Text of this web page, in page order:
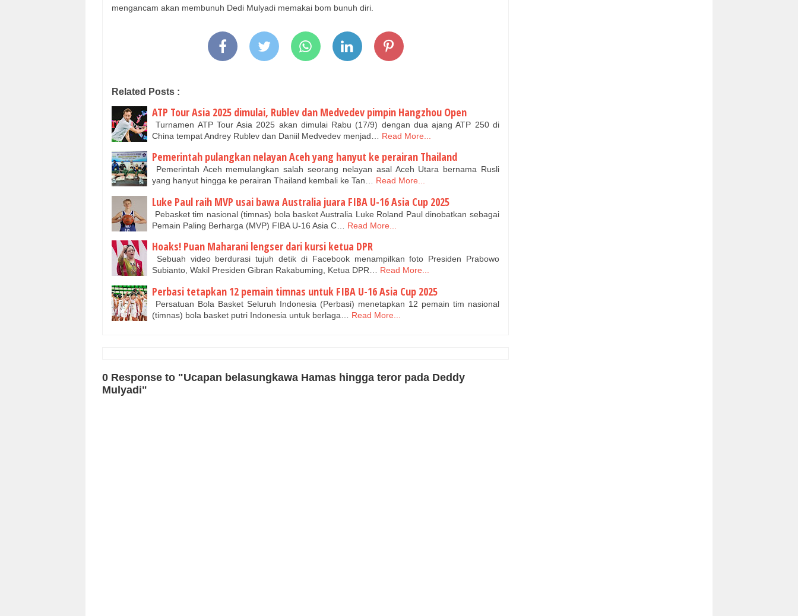
mengancam akan membunuh Dedi Mulyadi memakai bom bunuh diri.
Related Posts :
ATP Tour Asia 2025 dimulai, Rublev dan Medvedev pimpin Hangzhou Open
Turnamen ATP Tour Asia 2025 akan dimulai Rabu (17/9) dengan dua ajang ATP 250 di
China tempat Andrey Rublev dan Daniil Medvedev menjad…
Read More...
Pemerintah pulangkan nelayan Aceh yang hanyut ke perairan Thailand
Pemerintah Aceh memulangkan salah seorang nelayan asal Aceh Utara bernama Rusli
yang hanyut hingga ke perairan Thailand kembali ke Tan… Read More...
Luke Paul raih MVP usai bawa Australia juara FIBA U-16 Asia Cup 2025
Pebasket tim nasional (timnas) bola basket Australia Luke Roland Paul dinobatkan sebagai
Pemain Paling Berharga (MVP) FIBA U-16 Asia C…
Read More...
Hoaks! Puan Maharani lengser dari kursi ketua DPR
Sebuah video berdurasi tujuh detik di Facebook menampilkan foto Presiden Prabowo
Subianto, Wakil Presiden Gibran Rakabuming, Ketua DPR… Read More...
Perbasi tetapkan 12 pemain timnas untuk FIBA U-16 Asia Cup 2025
Persatuan Bola Basket Seluruh Indonesia (Perbasi) menetapkan 12 pemain tim nasional
(timnas) bola basket putri Indonesia untuk berlaga…
Read More...
0 Response to "Ucapan belasungkawa Hamas hingga teror pada Deddy
Mulyadi"